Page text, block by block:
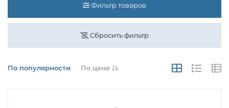
Фильтр товаров
Сбросить фильтр
По популярности По цене